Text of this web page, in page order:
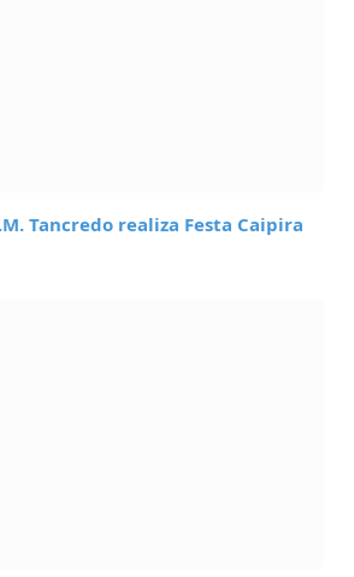
Tancredo realiza Festa Caipira